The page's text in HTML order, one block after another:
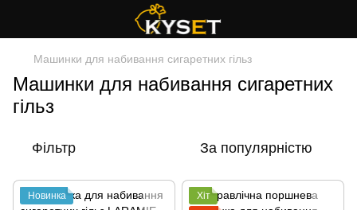
Машинки для набивання сигаретних гільз
Машинки для набивання сигаретних
гільз
Фільтр За популярністю
Новинка
Хіт